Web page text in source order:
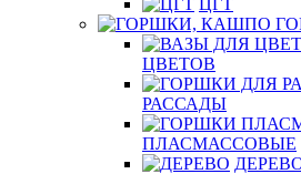
ЦГТ
ЦВЕТОВ
РАССАДЫ
ПЛАСМАССОВЫЕ